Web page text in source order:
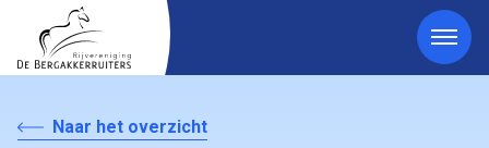
Naar het overzicht